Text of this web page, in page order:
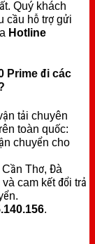
Quý khách
cầu hỗ trợ gửi
Hotline
Prime đi các
tải chuyên
toàn quốc:
chuyển cho
Thơ, Đà
cam kết đổi trả
.